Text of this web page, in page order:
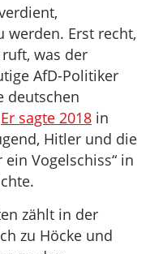
werden. Erst recht,
was der
AfD-Politiker
deutschen
Er sagte 2018 in
Hitler und die
Vogelschiss“ in
zählt in der
zu Höcke und